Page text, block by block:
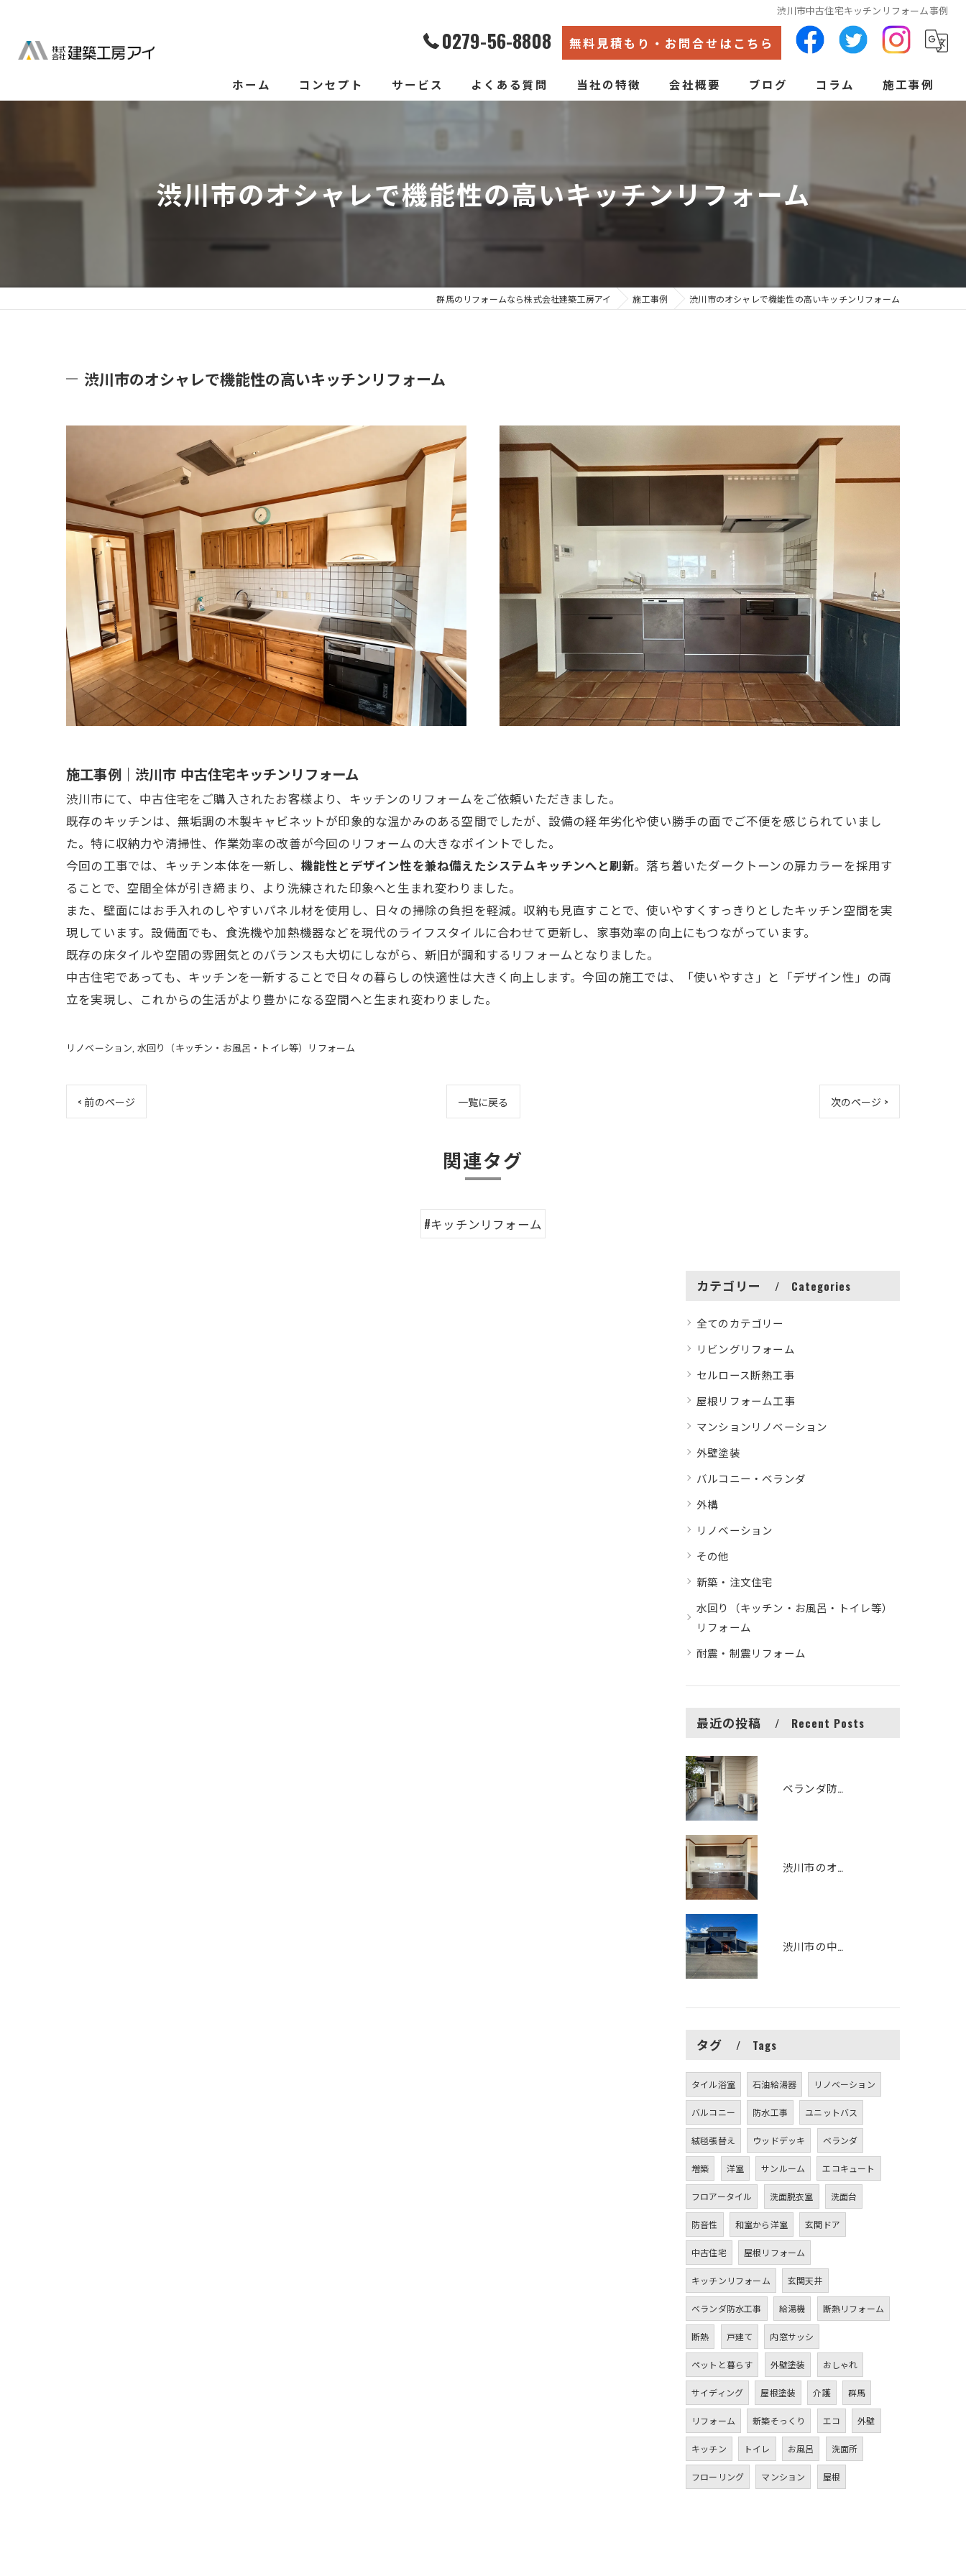
渋川市中古住宅キッチンリフォーム事例
0279-56-8808 無料見積もり・お問合せはこちら
ホーム コンセプト サービス
エコ断熱リフォーム
よくある質問 当社の特徴
リノベーション
水回り
会社概要
代表あいさつ
ブログ コラム 施工事例
渋川市のオシャレで機能性の高いキッチンリフォーム
群馬のリフォームなら株式会社建築工房アイ 施工事例 渋川市のオシャレで機能性の高いキッチンリフォーム
渋川市のオシャレで機能性の高いキッチンリフォーム
施工事例｜渋川市 中古住宅キッチンリフォーム
渋川市にて、中古住宅をご購入されたお客様より、キッチンのリフォームをご依頼いただきました。
既存のキッチンは、無垢調の木製キャビネットが印象的な温かみのある空間でしたが、設備の経年劣化や使い勝手の面でご不便を感じられていまし
た。特に収納力や清掃性、作業効率の改善が今回のリフォームの大きなポイントでした。
今回の工事では、キッチン本体を一新し、 機能性とデザイン性を兼ね備えたシステムキッチンへと刷新。落ち着いたダークトーンの扉カラーを採用す
ることで、空間全体が引き締まり、より洗練された印象へと生まれ変わりました。
また、壁面にはお手入れのしやすいパネル材を使用し、日々の掃除の負担を軽減。収納も見直すことで、使いやすくすっきりとしたキッチン空間を実
現しています。設備面でも、食洗機や加熱機器などを現代のライフスタイルに合わせて更新し、家事効率の向上にもつながっています。
既存の床タイルや空間の雰囲気とのバランスも大切にしながら、新旧が調和するリフォームとなりました。
中古住宅であっても、キッチンを一新することで日々の暮らしの快適性は大きく向上します。今回の施工では、「使いやすさ」と「デザイン性」の両
立を実現し、これからの生活がより豊かになる空間へと生まれ変わりました。
リノベーション 水回り（キッチン・お風呂・トイレ等）リフォーム
< 前のページ 一覧に戻る 次のページ >
関連タグ
#キッチンリフォーム
カテゴリー Categories
全てのカテゴリー
リビングリフォーム
セルロース断熱工事
屋根リフォーム工事
マンションリノベーション
外壁塗装
バルコニー・ベランダ
外構
リノベーション
その他
新築・注文住宅
水回り（キッチン・お風呂・トイレ等）
リフォーム
耐震・制震リフォーム
最近の投稿 Recent Posts
ベランダ防水改修工事 シート防水からFRP防水へリフォームしました
渋川市のオシャレで機能性の高いキッチンリフォーム
渋川市の中古住宅をリフォームしました
タグ Tags
タイル浴室 石油給湯器 リノベーション
バルコニー 防水工事 ユニットバス
絨毯張替え ウッドデッキ ベランダ
増築 洋室 サンルーム エコキュート
フロアータイル 洗面脱衣室 洗面台
防音性 和室から洋室 玄関ドア
中古住宅 屋根リフォーム
キッチンリフォーム 玄関天井
ベランダ防水工事 給湯機 断熱リフォーム
断熱 戸建て 内窓サッシ
ペットと暮らす 外壁塗装 おしゃれ
サイディング 屋根塗装 介護 群馬
リフォーム 新築そっくり エコ 外壁
キッチン トイレ お風呂 洗面所
フローリング マンション 屋根